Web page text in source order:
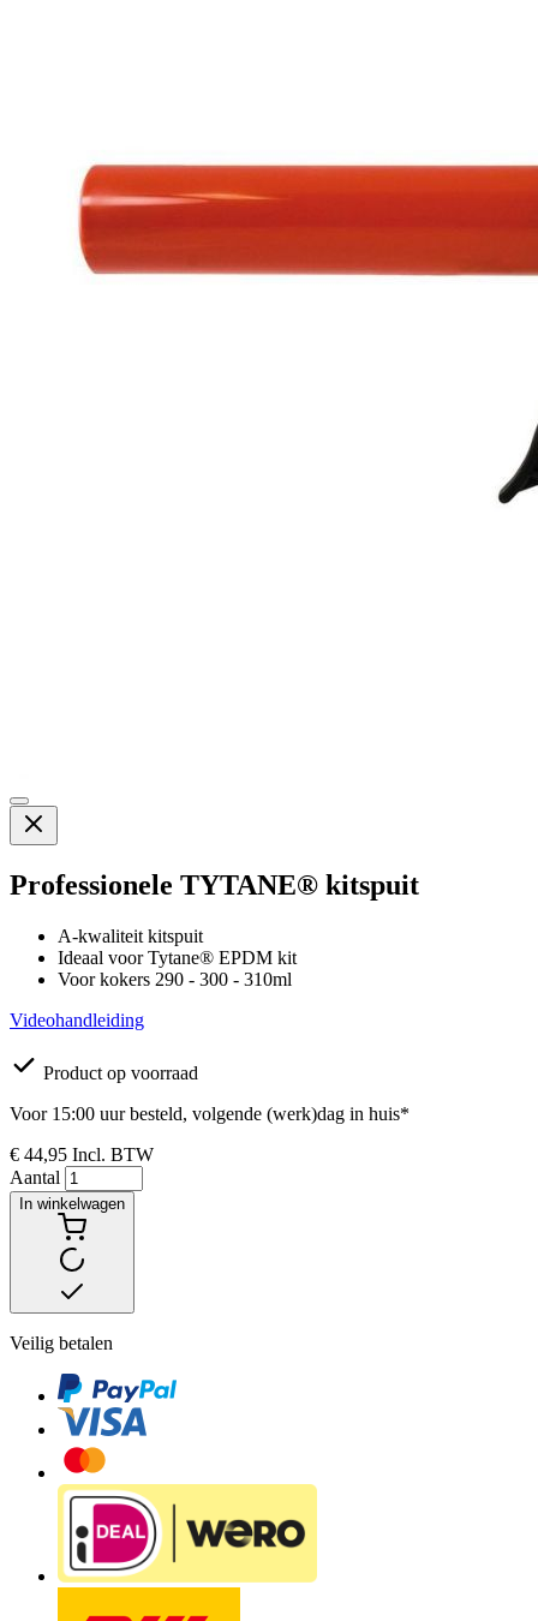
Professionele TYTANE® kitspuit
A-kwaliteit kitspuit
Ideaal voor Tytane® EPDM kit
Voor kokers 290 - 300 - 310ml
Videohandleiding
Product op voorraad
Voor 15:00 uur besteld, volgende (werk)dag in huis*
€ 44,95 Incl. BTW
Aantal
In winkelwagen
Veilig betalen